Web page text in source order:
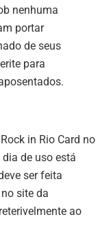
nenhuma
portar
de seus
para
.
in Rio Card no
de uso está
ser feita
site da
ao